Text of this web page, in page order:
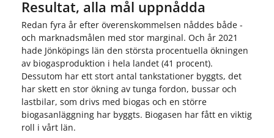
Resultat, alla mål uppnådda
Redan fyra år efter överenskommelsen nåddes både -
och marknadsmålen med stor marginal. Och år 2021
hade Jönköpings län den största procentuella ökningen
av biogasproduktion i hela landet (41 procent).
Dessutom har ett stort antal tankstationer byggts, det
har skett en stor ökning av tunga fordon, bussar och
lastbilar, som drivs med biogas och en större
biogasanläggning har byggts. Biogasen har fått en viktig
roll i vårt län.